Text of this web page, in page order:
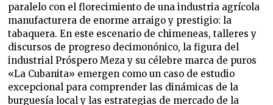
paralelo con el florecimiento de una industria agrícola
manufacturera de enorme arraigo y prestigio: la
tabaquera. En este escenario de chimeneas, talleres y
discursos de progreso decimonónico, la figura del
industrial Próspero Meza y su célebre marca de puros
«La Cubanita» emergen como un caso de estudio
excepcional para comprender las dinámicas de la
burguesía local y las estrategias de mercado de la